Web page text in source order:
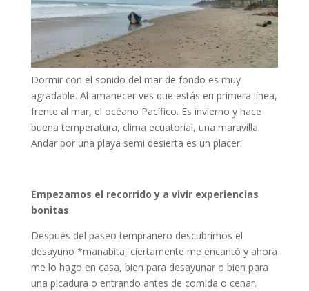
Dormir con el sonido del mar de fondo es muy
agradable. Al amanecer ves que estás en primera línea,
frente al mar, el océano Pacífico. Es invierno y hace
buena temperatura, clima ecuatorial, una maravilla.
Andar por una playa semi desierta es un placer.
Empezamos el recorrido y a vivir experiencias
bonitas
Después del paseo tempranero descubrimos el
desayuno *manabita, ciertamente me encantó y ahora
me lo hago en casa, bien para desayunar o bien para
una picadura o entrando antes de comida o cenar.